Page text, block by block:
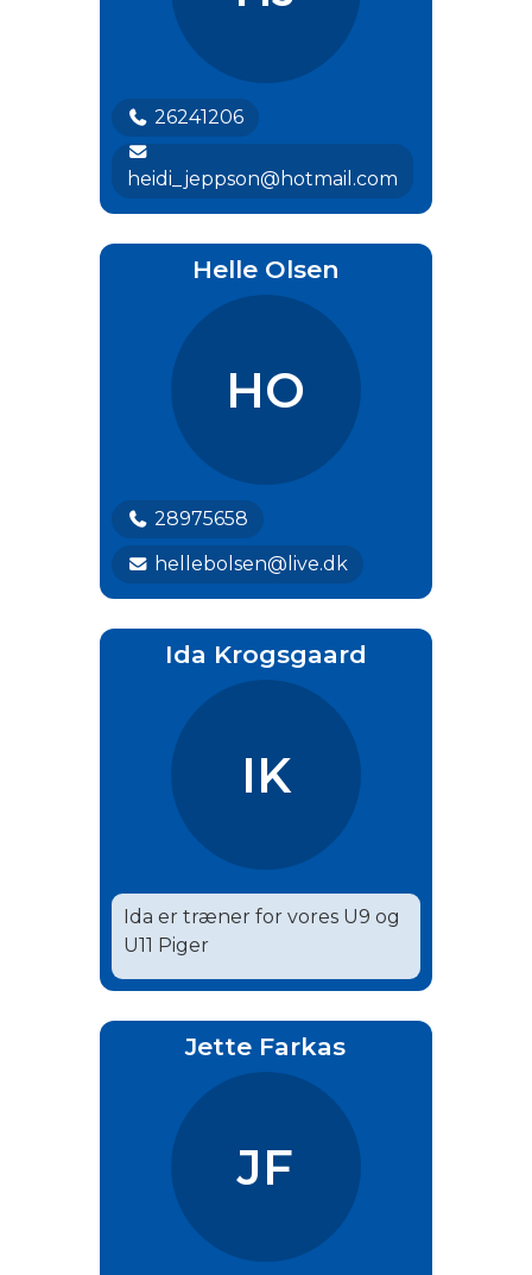
26241206
heidi_jeppson@hotmail.com
Helle Olsen
HO
28975658
hellebolsen@live.dk
Ida Krogsgaard
IK
Ida er træner for vores U9 og
U11 Piger
Jette Farkas
JF